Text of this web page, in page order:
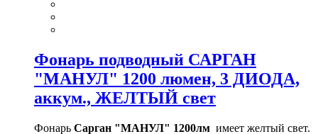
Фонарь подводный САРГАН
"МАНУЛ" 1200 люмен, 3 ДИОДА,
аккум., ЖЕЛТЫЙ свет
Фонарь Сарган "МАНУЛ" 1200лм имеет желтый свет.